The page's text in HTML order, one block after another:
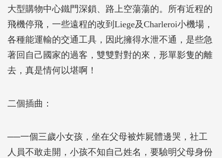
大型購物中心鐵門深鎖、路上空蕩蕩的。所有近程的
飛機停飛，一些遠程的改到Liege及Charleroi小機場，
各種能運輸的交通工具，因此擁得水泄不通，是些急
著回自己國家的過客，雙雙對對的來，形單影隻的離
去，真是情何以堪啊！
二個插曲：
──一個三歲小女孩，坐在父母被炸屍體邊哭，社工
人員不敢走開，小孩不知自己姓名，要驗明父母身份